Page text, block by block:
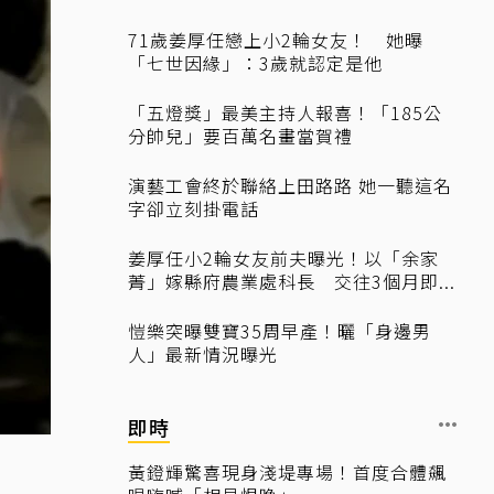
71歲姜厚任戀上小2輪女友！ 她曝
「七世因緣」：3歲就認定是他
「五燈獎」最美主持人報喜！「185公
分帥兒」要百萬名畫當賀禮
演藝工會終於聯絡上田路路 她一聽這名
字卻立刻掛電話
姜厚任小2輪女友前夫曝光！以「余家
菁」嫁縣府農業處科長 交往3個月即...
愷樂突曝雙寶35周早產！曬「身邊男
人」最新情況曝光
即時
黃鐙輝驚喜現身淺堤專場！首度合體飆